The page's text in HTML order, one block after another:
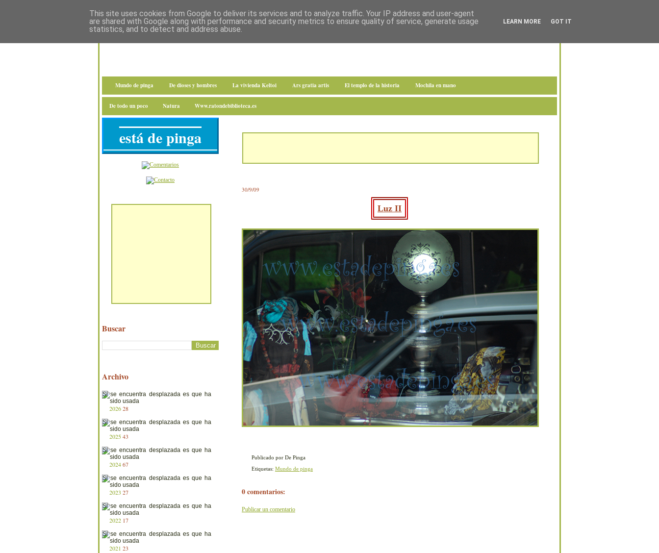
Mundo de pinga De dioses y hombres La vivienda Keltoi Ars gratia artis El templo de la historia Mochila en mano
De todo un poco Natura Www.ratondebiblioteca.es
30/9/09
Luz II
Publicado por De Pinga
Etiquetas: Mundo de pinga
0 comentarios:
Publicar un comentario
está de pinga
Buscar
Archivo
202628
202543
202467
2023 27
2022 17
2021 23
This site uses cookies from Google to deliver its services and to analyze traffic. Your IP address and user-agent
are shared with Google along with performance and security metrics to ensure quality of service, generate usage
statistics, and to detect and address abuse.
LEARN MORE GOT IT